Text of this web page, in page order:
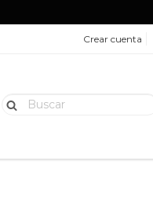
Crear cuenta